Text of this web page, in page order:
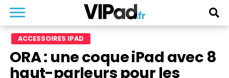
ACCESSOIRES IPAD
ORA : une coque iPad avec 8
haut-parleurs pour les